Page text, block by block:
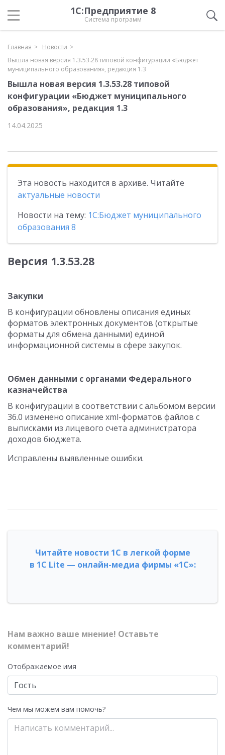
1С:Предприятие 8
Система программ
Главная
Новости
Вышла новая версия 1.3.53.28 типовой конфигурации «Бюджет
муниципального образования», редакция 1.3
Вышла новая версия 1.3.53.28 типовой
конфигурации «Бюджет муниципального
образования», редакция 1.3
14.04.2025
Эта новость находится в архиве. Читайте
актуальные новости
Новости на тему: 1С:Бюджет муниципального
образования 8
Версия 1.3.53.28
Закупки
В конфигурации обновлены описания единых
форматов электронных документов (открытые
форматы для обмена данными) единой
информационной системы в сфере закупок.
Обмен данными с органами Федерального
казначейства
В конфигурации в соответствии с альбомом версии
36.0 изменено описание xml-форматов файлов с
выписками из лицевого счета администратора
доходов бюджета.
Исправлены выявленные ошибки.
Читайте новости 1С в легкой форме
в 1С Lite — онлайн-медиа фирмы «1С»:
Нам важно ваше мнение! Оставьте
комментарий!
Отображаемое имя
Чем мы можем вам помочь?